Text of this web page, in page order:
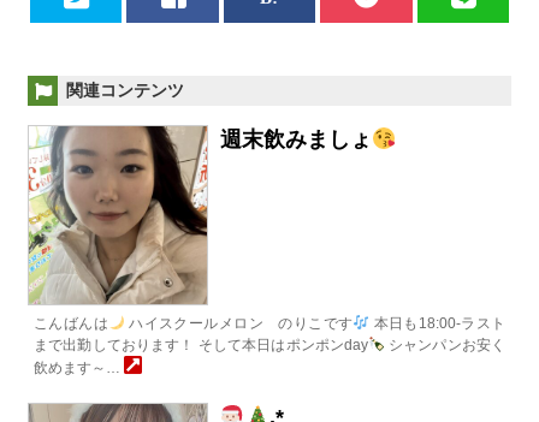
関連コンテンツ
週末飲みましょ
こんばんは ハイスクールメロン のりこです
本日も18:00-ラスト
まで出勤しております！ そして本日はポンポンday
シャンパンお安く
飲めます～…
.*